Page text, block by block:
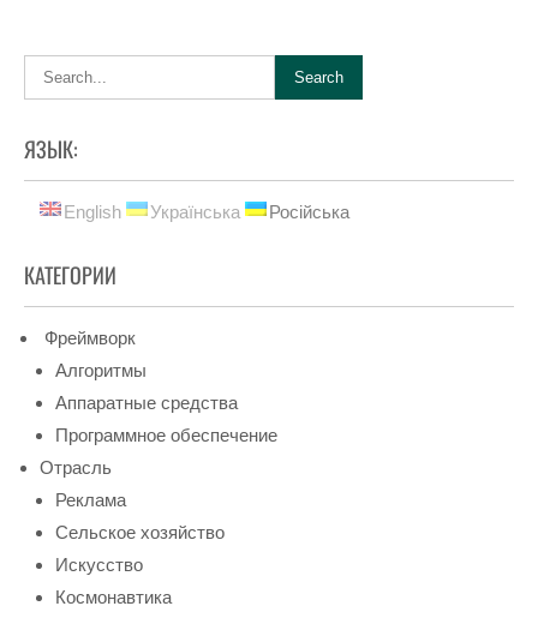
ЯЗЫК:
English Українська Російська
КАТЕГОРИИ
Фреймворк
Алгоритмы
Аппаратные средства
Программное обеспечение
Отрасль
Реклама
Сельское хозяйство
Искусство
Космонавтика